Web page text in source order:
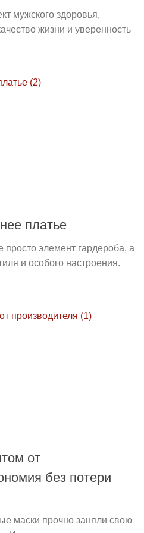
мужского здоровья,
жизни и уверенность
платье
элемент гардероба, а
и особого настроения.
от
без потери
маски прочно заняли свою